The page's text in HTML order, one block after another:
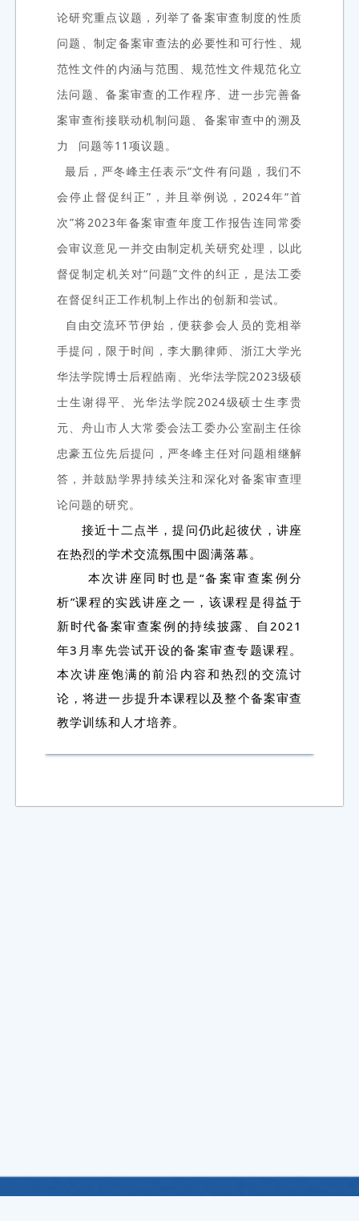
论研究重点议题，列举了备案审查制度的性质
问题、制定备案审查法的必要性和可行性、规
范性文件的内涵与范围、规范性文件规范化立
法问题、备案审查的工作程序、进一步完善备
案审查衔接联动机制问题、备案审查中的溯及
力
问题等11项议题。
最后，严冬峰主任表示“文件有问题，我们不
会停止督促纠正”，并且举例说，2024年“首
次”将2023年备案审查年度工作报告连同常委
会审议意见一并交由制定机关研究处理，以此
督促制定机关对“问题”文件的纠正，是法工委
在督促纠正工作机制上作出的创新和尝试。
自由交流环节伊始，便获参会人员的竞相举
手提问，限于时间，李大鹏律师、浙江大学光
华法学院博士后程皓南、光华法学院2023级硕
士生谢得平、光华法学院2024级硕士生李贵
元、舟山市人大常委会法工委办公室副主任徐
忠豪五位先后提问，严冬峰主任对问题相继解
答，并鼓励学界持续关注和深化对备案审查理
论问题的研究。
接近十二点半，提问仍此起彼伏，讲座
在热烈的学术交流氛围中圆满落幕。
本次讲座同时也是“备案审查案例分
析”课程的实践讲座之一，该课程是得益于
新时代备案审查案例的持续披露、自2021
年3月率先尝试开设的备案审查专题课程。
本次讲座饱满的前沿内容和热烈的交流讨
论，将进一步提升本课程以及整个备案审查
教学训练和人才培养。